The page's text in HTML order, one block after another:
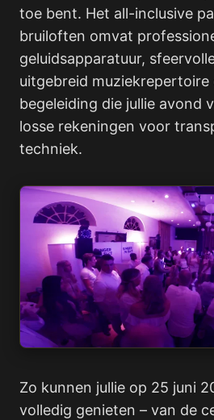
toe bent. Het all-inclusive
bruiloften omvat
geluidsapparatuur,
uitgebreid muziekrepertoire
begeleiding die jullie avond
losse rekeningen voor
techniek.
Zo kunnen jullie op 25 juni
volledig genieten – van de